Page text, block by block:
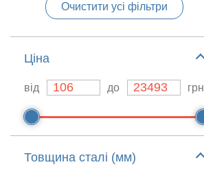
Очистити усі фільтри
Ціна
від до грн
Товщина сталі (мм)